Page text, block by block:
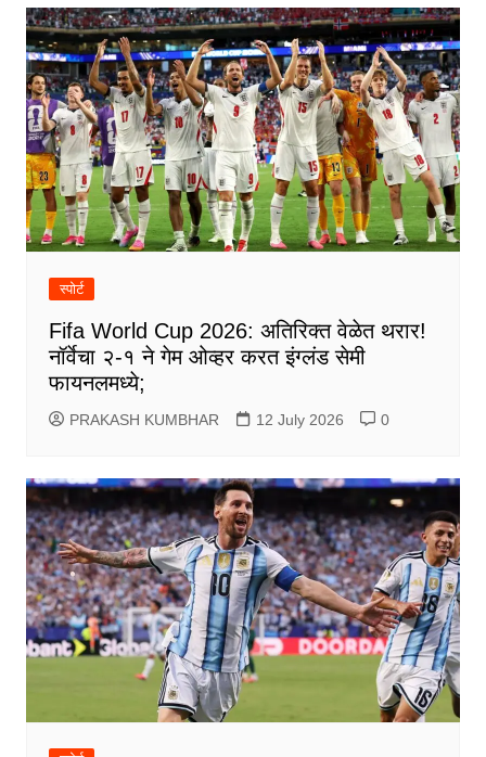
स्पोर्ट
Fifa World Cup 2026: अतिरिक्त वेळेत थरार!
नॉर्वेचा २-१ ने गेम ओव्हर करत इंग्लंड सेमी
फायनलमध्ये;
PRAKASH KUMBHAR 12 July 2026 0